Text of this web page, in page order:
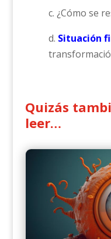
c. ¿Cómo se
d. Situación
Quizás
leer…